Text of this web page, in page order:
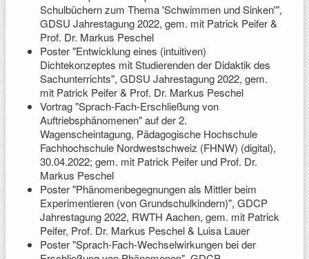
Schulbüchern zum Thema 'Schwimmen und Sinken'",
GDSU Jahrestagung 2022, gem. mit Patrick Peifer &
Prof. Dr. Markus Peschel
Poster "Entwicklung eines (intuitiven)
Dichtekonzeptes mit Studierenden der Didaktik des
Sachunterrichts", GDSU Jahrestagung 2022, gem.
mit Patrick Peifer & Prof. Dr. Markus Peschel
Vortrag "Sprach-Fach-Erschließung von
Auftriebsphänomenen" auf der 2.
Wagenscheintagung, Pädagogische Hochschule
Fachhochschule Nordwestschweiz (FHNW) (digital),
30.04.2022; gem. mit Patrick Peifer und Prof. Dr.
Markus Peschel
Poster "Phänomenbegegnungen als Mittler beim
Experimentieren (von Grundschulkindern)", GDCP
Jahrestagung 2022, RWTH Aachen, gem. mit Patrick
Peifer, Prof. Dr. Markus Peschel & Luisa Lauer
Poster "Sprach-Fach-Wechselwirkungen bei der